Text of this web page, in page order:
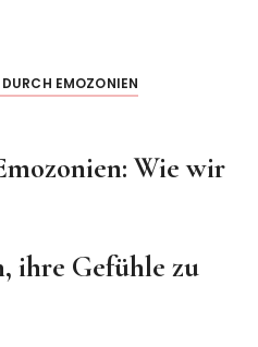
EMOZONIEN
Wie wir
ihre Gefühle zu